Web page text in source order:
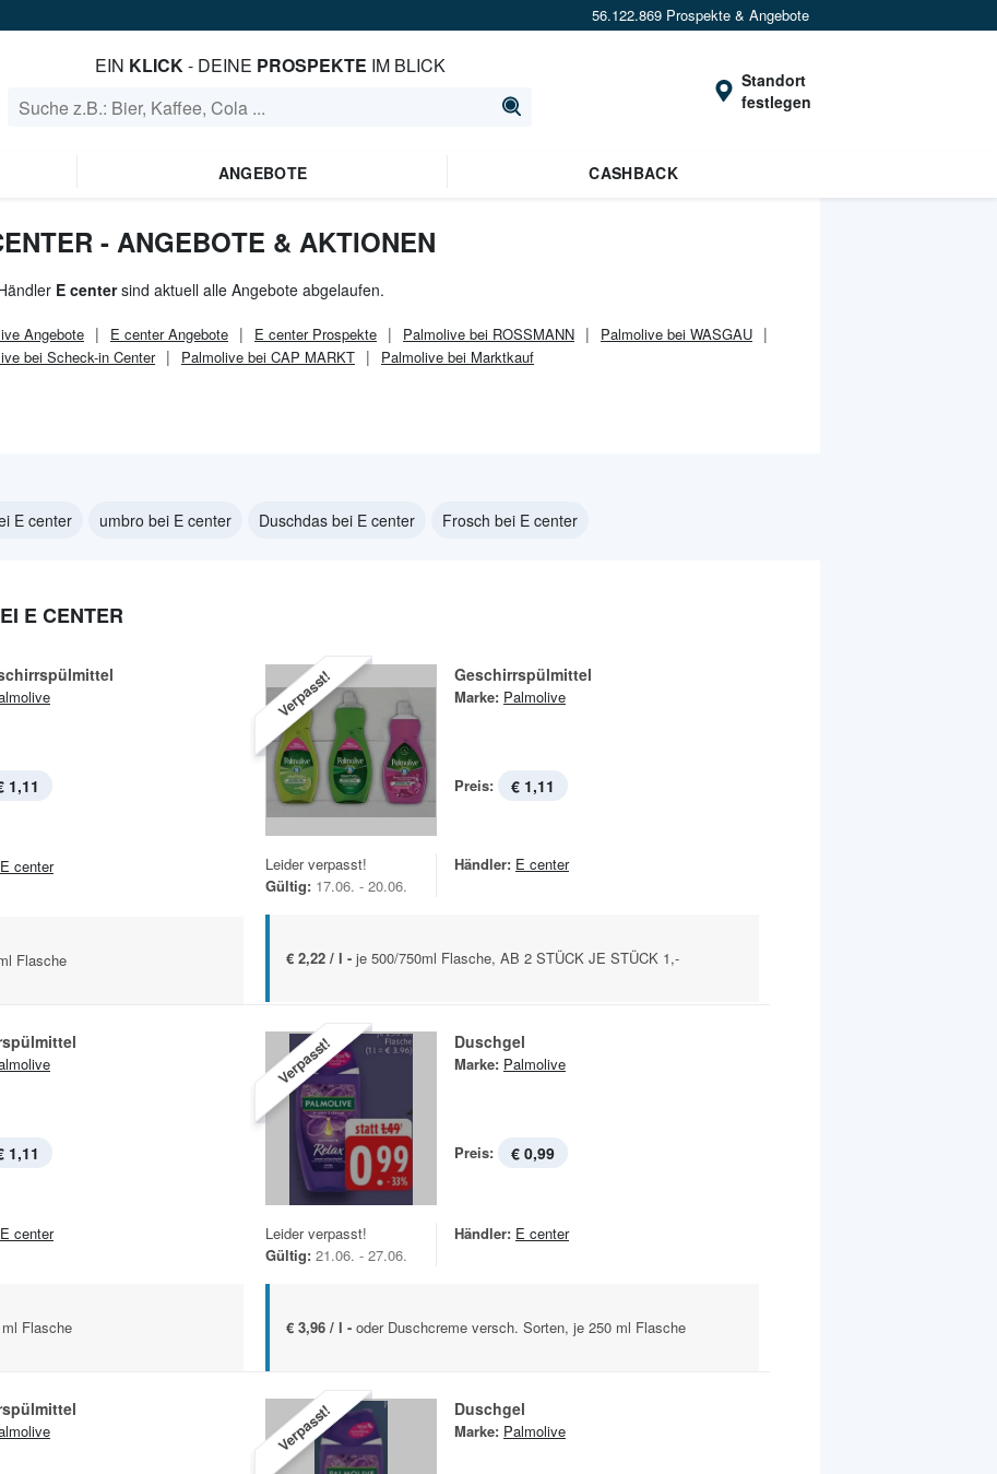
56.122.869 Prospekte & Angebote
EIN KLICK- DEINE PROSPEKTE IM BLICK
Standort
festlegen
ANGEBOTE CASHBACK
- ANGEBOTE & AKTIONEN
E centersind aktuell alle Angebote abgelaufen.
Angebote E centerAngebote E centerProspekte Palmolive bei ROSSMANN
Palmolive bei WASGAU
bei Scheck-in Center
Palmolive bei CAP MARKT Palmolive bei Marktkauf
E center umbro bei E center Duschdas bei E center Frosch bei E center
E CENTER
1,11
E center
Flasche
Verpasst! Geschirrspülmittel
Marke: Palmolive
Preis: € 1,11
Leider verpasst!
Gültig: 17.06. - 20.06.
Händler: E center
€ 2,22 / l - je 500/750ml Flasche, AB 2 STÜCK JE STÜCK 1,-
1,11
E center
Flasche
Verpasst! Duschgel
Marke: Palmolive
Preis: € 0,99
Leider verpasst!
Gültig: 21.06. - 27.06.
Händler: E center
€ 3,96 / l - oder Duschcreme versch. Sorten, je 250 ml Flasche
Verpasst! Duschgel
Marke: Palmolive